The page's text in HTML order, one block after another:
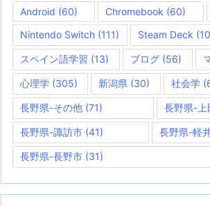
Android (60) Chromebook (60)
Nintendo Switch (111) Steam Deck
スペイン語学習 (13) ブログ (56)
心理学 (305) 新潟県 (30) 社会学
長野県-その他 (71) 長野県-上
長野県-諏訪市 (41) 長野県-軽
長野県-長野市 (31)